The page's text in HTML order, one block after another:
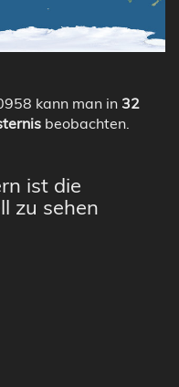
kann man in 32
beobachten.
ist die
zu sehen